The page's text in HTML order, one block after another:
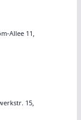
a
Allee 11,
15,